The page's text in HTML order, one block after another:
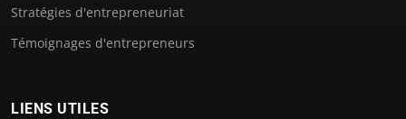
Stratégies d'entrepreneuriat
Témoignages d'entrepreneurs
LIENS UTILES